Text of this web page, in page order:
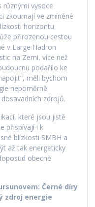
různými vysoce
zkoumají ve zmíněné
horizontu
přirozenou cestou
v Large Hadron
na Zemi, více než
podařilo ke
měli bychom
nepoměrně
zdrojů.
které jsou jistě
přispívají i k
blízkosti SMBH a
až tak energeticky
obecně
Černé díry
zdroj energie